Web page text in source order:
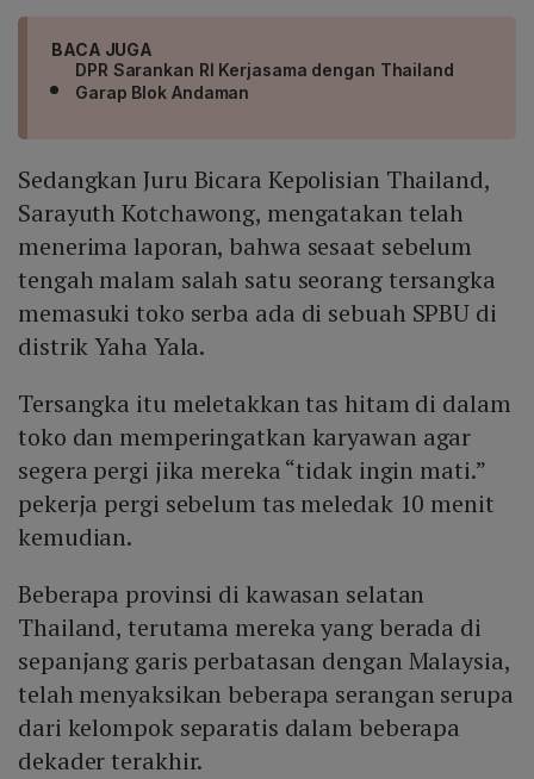
BACA JUGA
DPR Sarankan RI Kerjasama dengan Thailand
Garap Blok Andaman
Sedangkan Juru Bicara Kepolisian Thailand,
Sarayuth Kotchawong, mengatakan telah
menerima laporan, bahwa sesaat sebelum
tengah malam salah satu seorang tersangka
memasuki toko serba ada di sebuah SPBU di
distrik Yaha Yala.
Tersangka itu meletakkan tas hitam di dalam
toko dan memperingatkan karyawan agar
segera pergi jika mereka “tidak ingin mati.”
pekerja pergi sebelum tas meledak 10 menit
kemudian.
Beberapa provinsi di kawasan selatan
Thailand, terutama mereka yang berada di
sepanjang garis perbatasan dengan Malaysia,
telah menyaksikan beberapa serangan serupa
dari kelompok separatis dalam beberapa
dekader terakhir.